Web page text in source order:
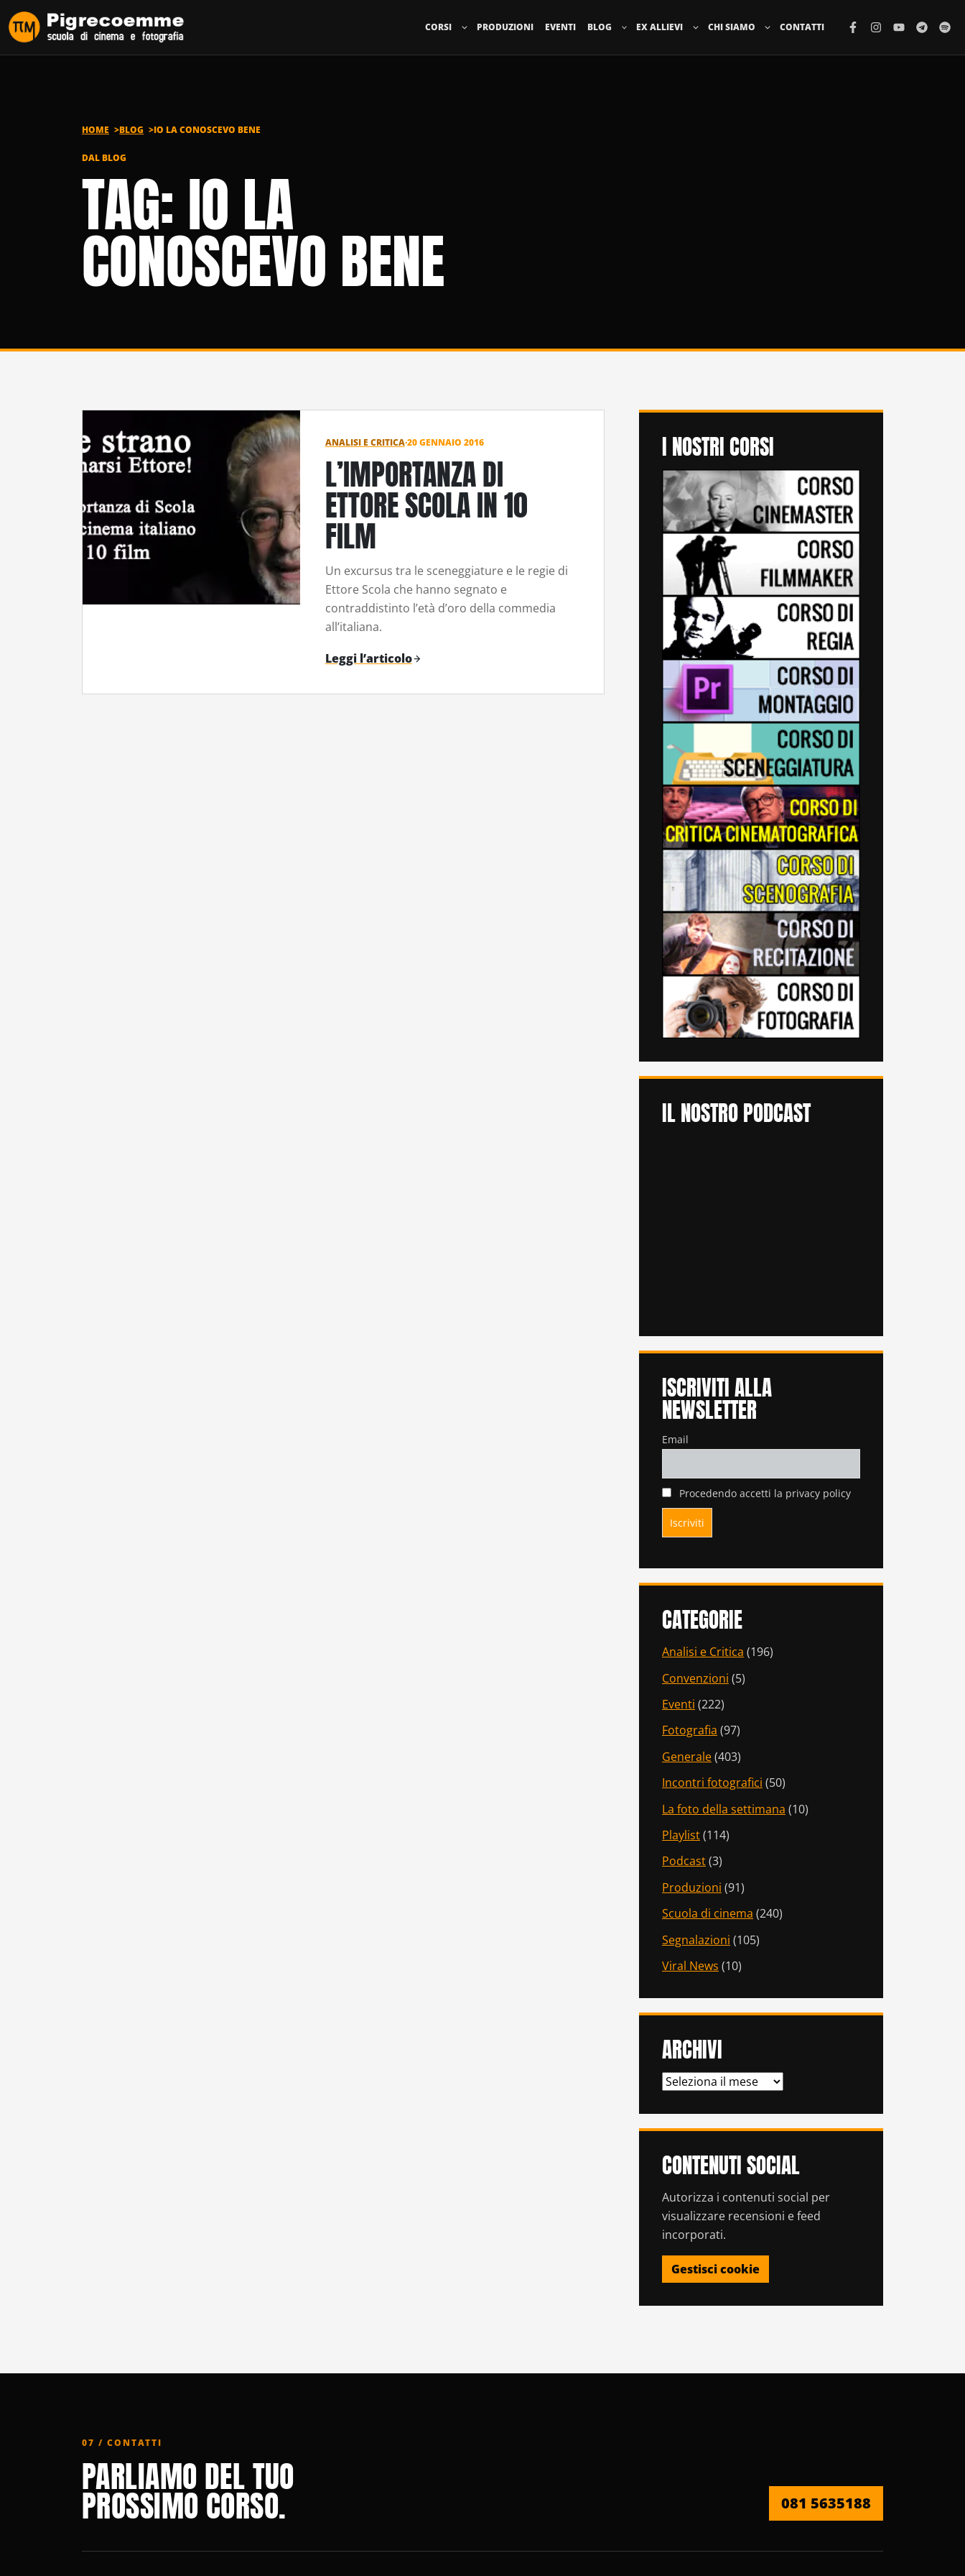
Vai al contenuto
CORSI PRODUZIONI EVENTI BLOG EX ALLIEVI CHI SIAMO CONTATTI
HOME BLOG IO LA CONOSCEVO BENE
DAL BLOG
TAG: IO LA
CONOSCEVO BENE
ANALISI E CRITICA·20 GENNAIO 2016
L’IMPORTANZA DI
ETTORE SCOLA IN 10
FILM
Un excursus tra le sceneggiature e le regie di
Ettore Scola che hanno segnato e
contraddistinto l’età d’oro della commedia
all’italiana.
Leggi l’articolo
I NOSTRI CORSI
IL NOSTRO PODCAST
ISCRIVITI ALLA
NEWSLETTER
Email
Procedendo accetti la privacy policy
CATEGORIE
Analisi e Critica (196)
Convenzioni (5)
Eventi (222)
Fotografia (97)
Generale(403)
Incontri fotografici (50)
La foto della settimana (10)
Playlist(114)
Podcast(3)
Produzioni (91)
Scuola di cinema (240)
Segnalazioni (105)
Viral News (10)
ARCHIVI
ARCHIVI
CONTENUTI SOCIAL
Autorizza i contenuti social per
visualizzare recensioni e feed
incorporati.
Gestisci cookie
07 / CONTATTI
PARLIAMO DEL TUO
PROSSIMO CORSO. 081 5635188